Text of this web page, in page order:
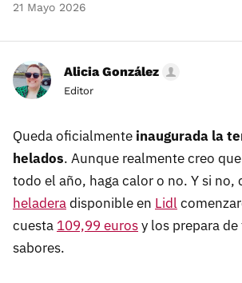
21 Mayo 2026
Alicia González
Editor
Queda oficialmente inaugurada la
helados. Aunque realmente creo
todo el año, haga calor o no. Y si no,
heladeradisponible en Lidl
cuesta 109,99 eurosy los prepara
sabores.